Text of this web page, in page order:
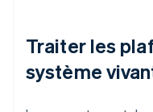
Traiter les
système